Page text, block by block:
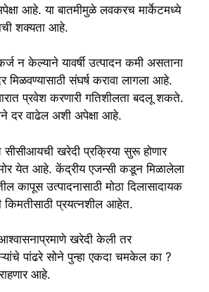
आहे. या बातमीमुळे लवकरच मार्केटमध्ये
शक्यता आहे.
न केल्याने यावर्षी उत्पादन कमी असताना
मिळवण्यासाठी संघर्ष करावा लागला आहे.
प्रवेश करणारी गतिशीलता बदलू शकते.
दर वाढेल अशी अपेक्षा आहे.
खरेदी प्रक्रिया सुरू होणार
येत आहे. केंद्रीय एजन्सी कडून मिळालेला
कापूस उत्पादनासाठी मोठा दिलासादायक
प्रयत्नशील आहेत.
खरेदी केली तर
पांढरे सोने पुन्हा एकदा चमकेल का ?
आहे.